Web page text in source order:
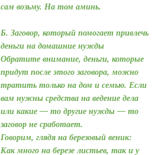
сам возьму. На том аминь.
Б. Заговор, который помогает привлечь
деньги на домашние нужды
Обратите внимание, деньги, которые
придут после этого заговора, можно
тратить только на дом и семью. Если
вам нужны средства на ведение дела
или какие — то другие нужды — то
заговор не сработает.
Говорим, глядя на березовый веник:
Как много на березе листьев, так и у